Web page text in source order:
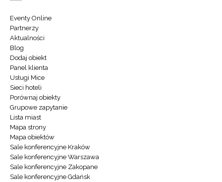
Eventy Online
Partnerzy
Aktualności
Blog
Dodaj obiekt
Panel klienta
Usługi Mice
Sieci hoteli
Porównaj obiekty
Grupowe zapytanie
Lista miast
Mapa strony
Mapa obiektów
Sale konferencyjne Kraków
Sale konferencyjne Warszawa
Sale konferencyjne Zakopane
Sale konferencyjne Gdańsk